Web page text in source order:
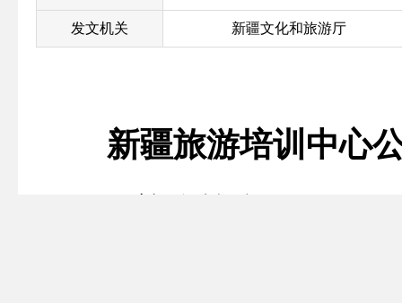
发文机关 新疆文化和旅游厅
新疆旅游培训中心